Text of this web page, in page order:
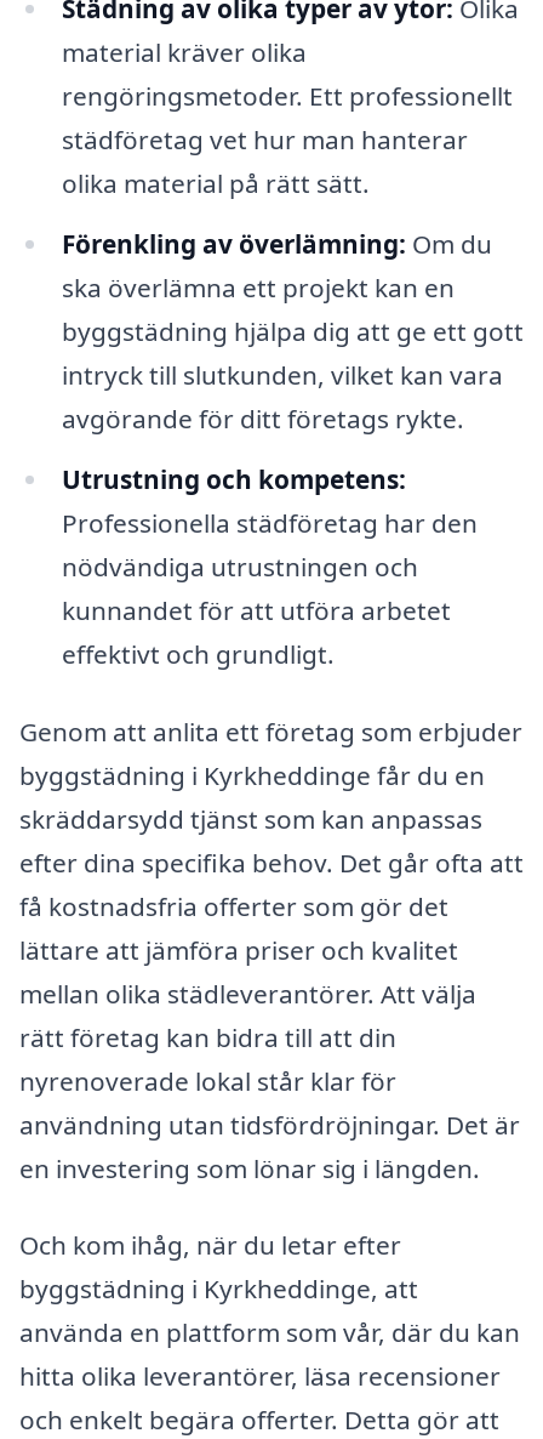
Städning av olika typer av ytor: Olika
material kräver olika
rengöringsmetoder. Ett professionellt
städföretag vet hur man hanterar
olika material på rätt sätt.
Förenkling av överlämning: Om du
ska överlämna ett projekt kan en
byggstädning hjälpa dig att ge ett gott
intryck till slutkunden, vilket kan vara
avgörande för ditt företags rykte.
Utrustning och kompetens:
Professionella städföretag har den
nödvändiga utrustningen och
kunnandet för att utföra arbetet
effektivt och grundligt.
Genom att anlita ett företag som erbjuder
byggstädning i Kyrkheddinge får du en
skräddarsydd tjänst som kan anpassas
efter dina specifika behov. Det går ofta att
få kostnadsfria offerter som gör det
lättare att jämföra priser och kvalitet
mellan olika städleverantörer. Att välja
rätt företag kan bidra till att din
nyrenoverade lokal står klar för
användning utan tidsfördröjningar. Det är
en investering som lönar sig i längden.
Och kom ihåg, när du letar efter
byggstädning i Kyrkheddinge, att
använda en plattform som vår, där du kan
hitta olika leverantörer, läsa recensioner
och enkelt begära offerter. Detta gör att